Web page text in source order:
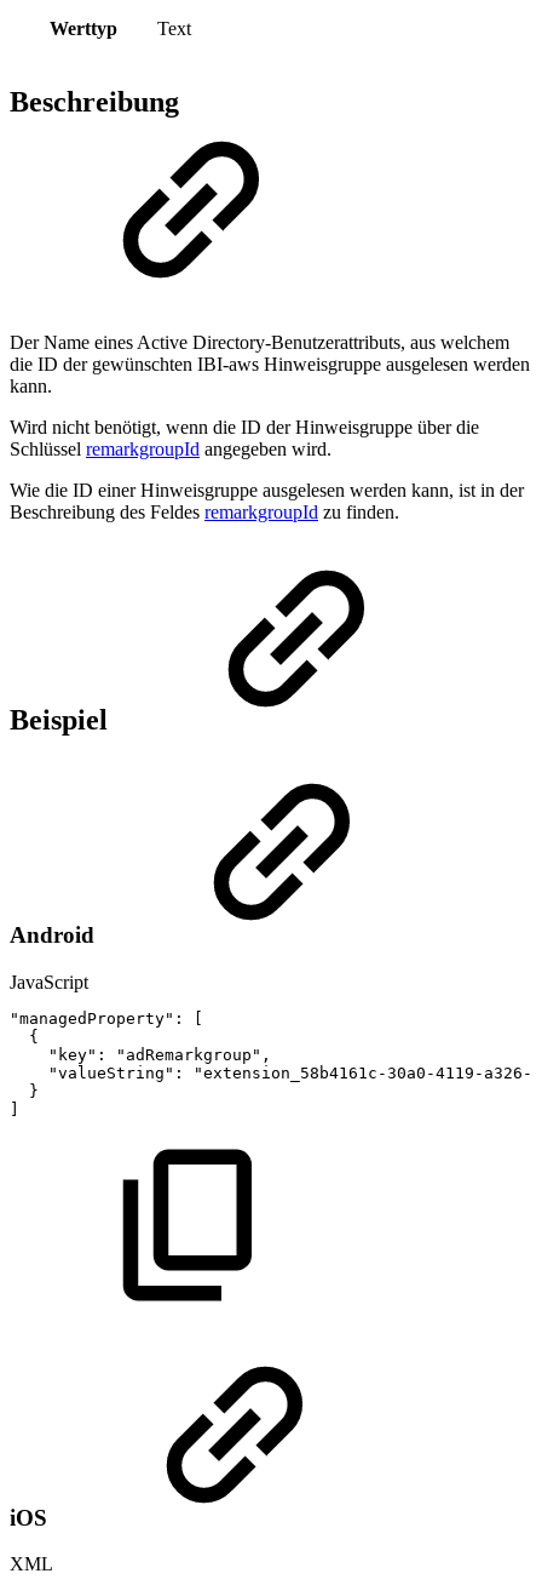
Werttyp Text
Beschreibung
Der Name eines Active Directory-Benutzerattributs, aus welchem
die ID der gewünschten IBI-aws Hinweisgruppe ausgelesen werden
kann.
Wird nicht benötigt, wenn die ID der Hinweisgruppe über die
Schlüssel remarkgroupId angegeben wird.
Wie die ID einer Hinweisgruppe ausgelesen werden kann, ist in der
Beschreibung des Feldes remarkgroupId zu finden.
Beispiel
Android
JavaScript
"managedProperty" :
{
"key" : "adRemarkgroup" ,
"valueString" :
"extension_58b4161c-30a0-4119-
}
iOS
XML